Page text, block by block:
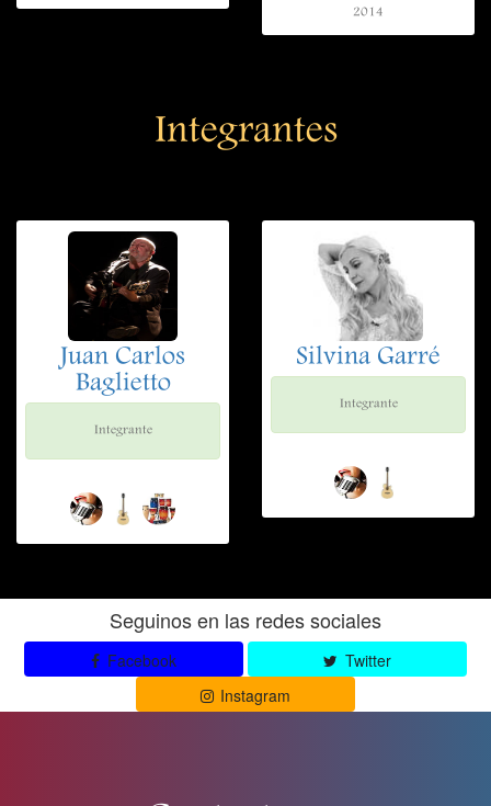
2014
Integrantes
Juan Carlos
Baglietto
Integrante
Silvina Garré
Integrante
Seguinos en las redes sociales
Facebook
Twitter
Instagram